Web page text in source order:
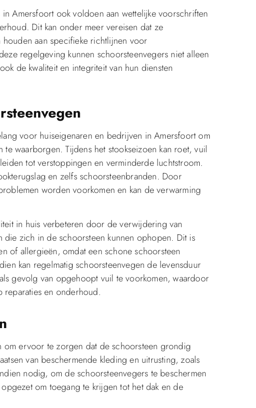
Amersfoort ook voldoen aan wettelijke voorschriften
Dit kan onder meer vereisen dat ze
aan specifieke richtlijnen voor
regelgeving kunnen schoorsteenvegers niet alleen
de kwaliteit en integriteit van hun diensten
voor huiseigenaren en bedrijven in Amersfoort om
waarborgen. Tijdens het stookseizoen kan roet, vuil
tot verstoppingen en verminderde luchtstroom.
en zelfs schoorsteenbranden. Door
worden voorkomen en kan de verwarming
in huis verbeteren door de verwijdering van
zich in de schoorsteen kunnen ophopen. Dit is
of allergieën, omdat een schone schoorsteen
kan regelmatig schoorsteenvegen de levensduur
gevolg van opgehoopt vuil te voorkomen, waardoor
reparaties en onderhoud.
om ervoor te zorgen dat de schoorsteen grondig
van beschermende kleding en uitrusting, zoals
nodig, om de schoorsteenvegers te beschermen
om toegang te krijgen tot het dak en de